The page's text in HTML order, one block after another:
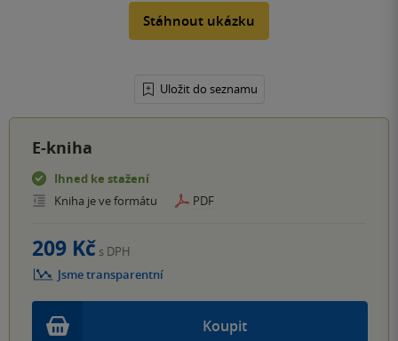
Stáhnout ukázku
Uložit do seznamu
E-kniha
Ihned ke stažení
Kniha je ve formátu
PDF
Koupit
209 Kč s DPH
Jsme transparentní